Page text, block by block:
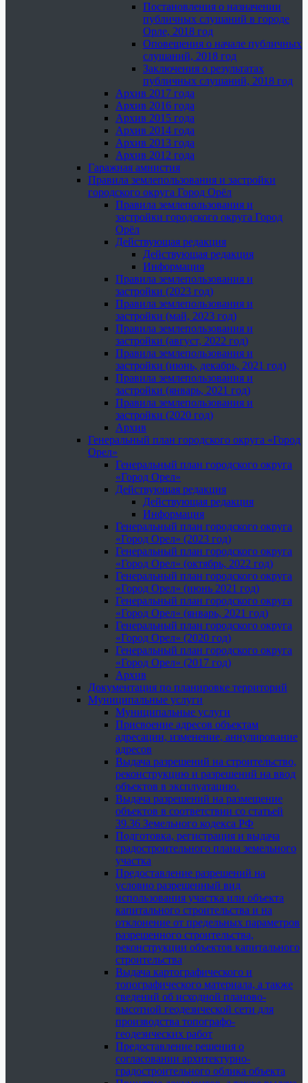
Постановления о назначении
публичных слушаний в городе
Орле, 2018 год
Оповещения о начале публичных
слушаний, 2018 год
Заключения о результатах
публичных слушаний, 2018 год
Архив 2017 года
Архив 2016 года
Архив 2015 года
Архив 2014 года
Архив 2013 года
Архив 2012 года
Гаражная амнистия
Правила землепользования и застройки
городского округа Город Орёл
Правила землепользования и
застройки городского округа Город
Орёл
Действующая редакция
Действующая редакция
Информация
Правила землепользования и
застройки (2023 год)
Правила землепользования и
застройки (май, 2023 год)
Правила землепользования и
застройки (август, 2022 год)
Правила землепользования и
застройки (июнь, декабрь, 2021 год)
Правила землепользования и
застройки (январь, 2021 год)
Правила землепользования и
застройки (2020 год)
Архив
Генеральный план городского округа «Город
Орел»
Генеральный план городского округа
«Город Орел»
Действующая редакция
Действующая редакция
Информация
Генеральный план городского округа
«Город Орел» (2023 год)
Генеральный план городского округа
«Город Орел» (октябрь, 2022 год)
Генеральный план городского округа
«Город Орел» (июнь 2021 год)
Генеральный план городского округа
«Город Орел» (январь, 2021 год)
Генеральный план городского округа
«Город Орел» (2020 год)
Генеральный план городского округа
«Город Орел» (2017 год)
Архив
Документация по планировке территорий
Муниципальные услуги
Муниципальные услуги
Присвоение адресов объектам
адресации, изменение, аннулирование
адресов
Выдача разрешений на строительство,
реконструкцию и разрешений на ввод
объектов в эксплуатацию.
Выдача разрешений на размещение
объектов в соответствии со статьей
39.36 Земельного кодекса РФ
Подготовка, регистрация и выдача
градостроительного плана земельного
участка
Предоставление разрешений на
условно разрешенный вид
использования участка или объекта
капитального строительства и на
отклонение от предельных параметров
разрешенного строительства,
реконструкции объектов капитального
строительства
Выдача картографического и
топографического материала, а также
сведений об исходной планово-
высотной геодезической сети для
производства топографо-
геодезических работ
Предоставление решения о
согласовании архитектурно-
градостроительного облика объекта